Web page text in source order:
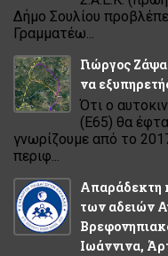
Δήμο Σουλίου
Γραμματέω...
Γιώργος
να
Ότι ο
(Ε65) θα
γνωρίζουμε από το
περιφ...
Απαράδεκτη
των αδειών
Ιωάννινα,